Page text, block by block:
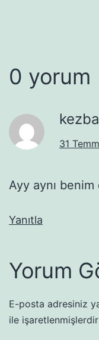
0 yorum
31
Ayy aynı benim
Yanıtla
Yorum
E-posta adresiniz
ile işaretlenmişlerdir